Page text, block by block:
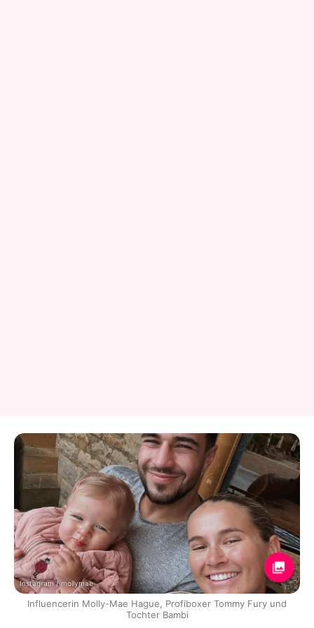
Instagram / mollymae
Influencerin Molly-Mae Hague, Profiboxer Tommy Fury und
Tochter Bambi